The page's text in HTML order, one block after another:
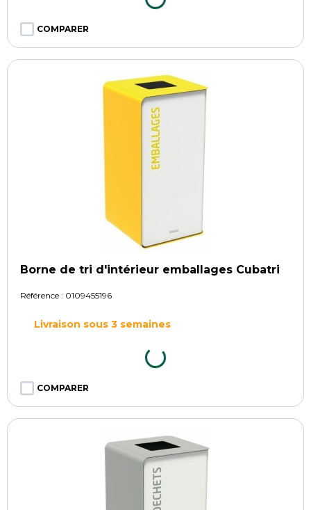
COMPARER
Borne de tri d'intérieur emballages Cubatri
Référence : 0109455196
Livraison sous 3 semaines
COMPARER